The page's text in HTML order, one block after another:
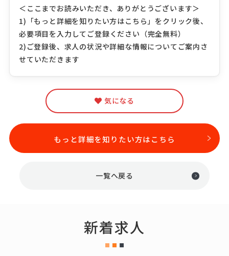
＜ここまでお読みいただき、ありがとうございます＞
1)「もっと詳細を知りたい方はこちら」をクリック後、
必要項目を入力してご登録ください（完全無料）
2)ご登録後、求人の状況や詳細な情報についてご案内さ
せていただきます
気になる
もっと詳細を知りたい方はこちら
一覧へ戻る
新着求人